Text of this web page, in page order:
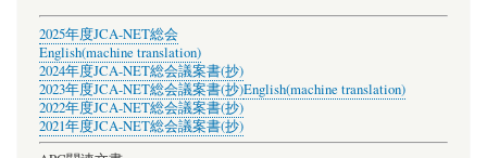
2025年度JCA-NET総会
English(machine translation)
2024年度JCA-NET総会議案書(抄)
2023年度JCA-NET総会議案書(抄)English(machine translation)
2022年度JCA-NET総会議案書(抄)
2021年度JCA-NET総会議案書(抄)